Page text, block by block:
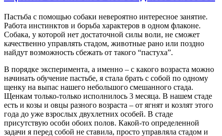
Пастьба с помощью собаки невероятно интересное занятие.
Работа инстинктов и борьба характеров в одном флаконе.
Собака, у которой нет достаточной силы воли, не сможет
качественно управлять стадом, животные рано или поздно
найдут возможность сбежать от такого “пастуха”.
В порядке эксперимента, а именно – с какого возраста можно
начинать обучение пастьбе, я стала брать с собой по одному
щенку на выпас нашего небольшого смешанного стада.
Щенкам только-только исполнилось 3 месяца. В нашем стаде
есть и козы и овцы разного возраста – от ягнят и козлят этого
года до уже взрослых двухлетних особей. В стаде
присутствую особи обоих полов. Какой-то определенной
задачи я перед собой не ставила, просто управляла стадом и